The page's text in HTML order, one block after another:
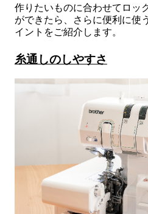
作りたいものに合わせてロッ
ができたら、さらに便利に使
イントをご紹介します。
糸通しのしやすさ